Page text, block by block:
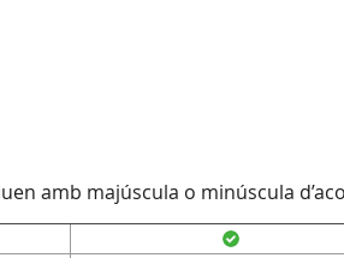
amb majúscula o minúscula